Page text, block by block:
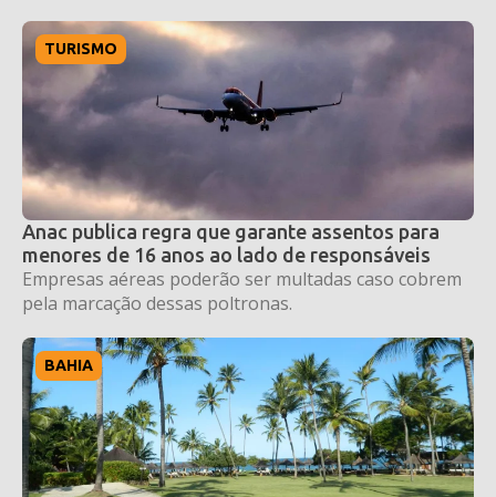
TURISMO
Anac publica regra que garante assentos para
menores de 16 anos ao lado de responsáveis
Empresas aéreas poderão ser multadas caso cobrem
pela marcação dessas poltronas.
BAHIA